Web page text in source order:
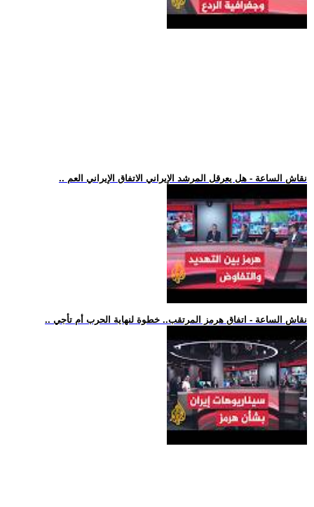
.. نقاش الساعة - هل يعرقل المرشد الإيراني الاتفاق الإيراني العم
.. نقاش الساعة - اتفاق هرمز المرتقب.. خطوة لنهاية الحرب أم تأجي